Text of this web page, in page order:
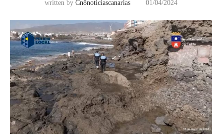
written by Cn8noticiascanarias 01/04/2024